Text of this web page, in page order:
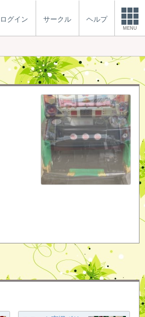
ログイン サークル ヘルプ
MENU